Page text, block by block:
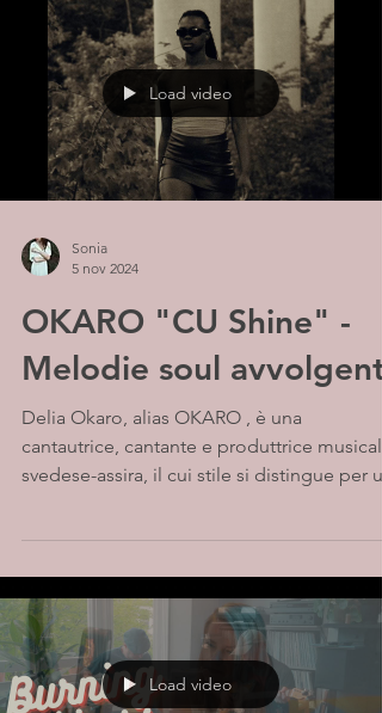
Load video
Sonia
5 nov 2024
OKARO "CU Shine" -
Melodie soul avvolgenti
Delia Okaro, alias OKARO , è una
cantautrice, cantante e produttrice musicale
svedese-assira, il cui stile si distingue per
Load video